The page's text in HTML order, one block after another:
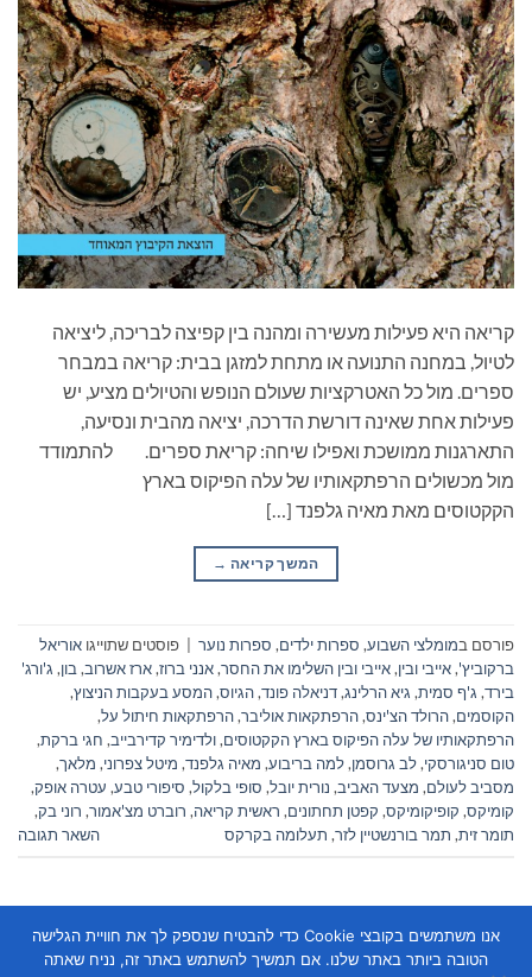
קריאה היא פעילות מעשירה ומהנה בין קפיצה לבריכה, ליציאה
לטיול, במחנה התנועה או מתחת למזגן בבית: קריאה במבחר
ספרים. מול כל האטרקציות שעולם הנופש והטיולים מציע, יש
פעילות אחת שאינה דורשת הדרכה, יציאה מהבית ונסיעה,
התארגנות ממושכת ואפילו שיחה: קריאת ספרים. להתמודד
מול מכשולים הרפתקאותיו של עלה הפיקוס בארץ
הקקטוסים מאת מאיה גלפנד […]
המשך קריאה →
פורסם במומלצי השבוע, ספרות ילדים, ספרות נוער פוסטים שתוייגו אוריאל
ברקוביץ',אייבי ובין,אייבי ובין השלימו את החסר,אנני ברוז,ארז אשרוב,בון, ג'ורג'
בירד, ג'ף סמית, גיא הרלינג,דניאלה פונד,הגיוס,המסע בעקבות הניצוץ,
הקוסמים,הרולד הצ'ינס,הרפתקאות אוליבר,הרפתקאות חיתול על,
הרפתקאותיו של עלה הפיקוס בארץ הקקטוסים,ולדימיר קדירבייב, חגי ברקת,
טום סניגורסקי,לב גרוסמן,למה בריבוע, מאיה גלפנד, מיטל צפרוני, מלאך,
מסביב לעולם, מצעד האביב, נורית יובל, סופי בלקול, סיפורי טבע, עטרה אופק,
קומיקס, קופיקומיקס, קפטן תחתונים, ראשית קריאה, רוברט מצ'אמור, רוני בק,
תומר זית, תמר בורנשטיין לזר, תעלומה בקרקס השאר תגובה
אנו משתמשים בקובצי Cookie כדי להבטיח שנספק לך את חוויית הגלישה
הטובה ביותר באתר שלנו. אם תמשיך להשתמש באתר זה, נניח שאתה